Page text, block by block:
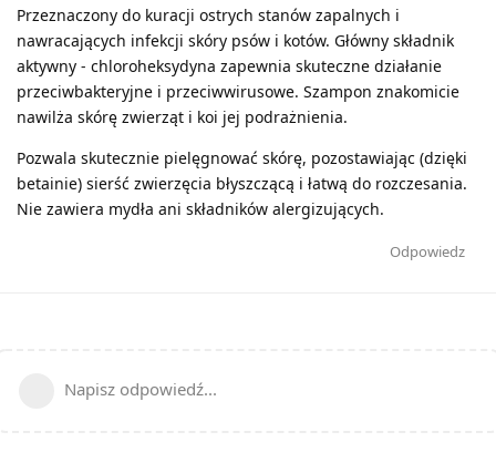
Przeznaczony do kuracji ostrych stanów zapalnych i
nawracających infekcji skóry psów i kotów. Główny składnik
aktywny - chloroheksydyna zapewnia skuteczne działanie
przeciwbakteryjne i przeciwwirusowe. Szampon znakomicie
nawilża skórę zwierząt i koi jej podrażnienia.
Pozwala skutecznie pielęgnować skórę, pozostawiając (dzięki
betainie) sierść zwierzęcia błyszczącą i łatwą do rozczesania.
Nie zawiera mydła ani składników alergizujących.
Odpowiedz
Napisz odpowiedź...